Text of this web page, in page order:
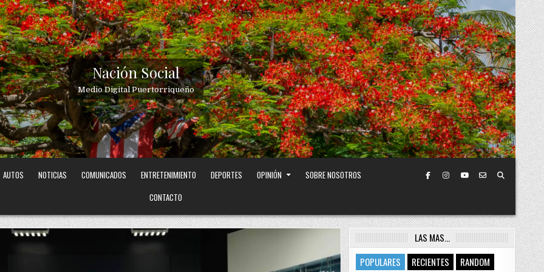
Nación Social
Medio Digital Puertorriqueño
AUTOS NOTICIAS COMUNICADOS ENTRETENIMIENTO DEPORTES OPINIÓN
SOBRE NOSOTROS
CONTACTO
LAS MAS…
POPULARES
RECIENTES RANDOM